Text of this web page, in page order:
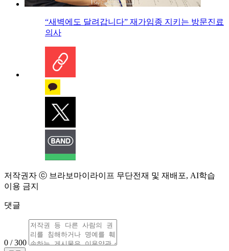
“새벽에도 달려갑니다” 재가임종 지키는 방문진료
의사
저작권자 ⓒ 브라보마이라이프 무단전재 및 재배포, AI학습
이용 금지
댓글
0 / 300